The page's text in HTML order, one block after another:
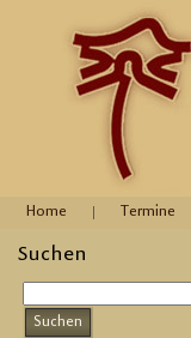
Home Termine
Suchen